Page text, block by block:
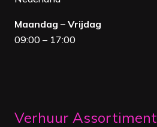
Maandag – Vrijdag
09:00 – 17:00
Verhuur Assortiment